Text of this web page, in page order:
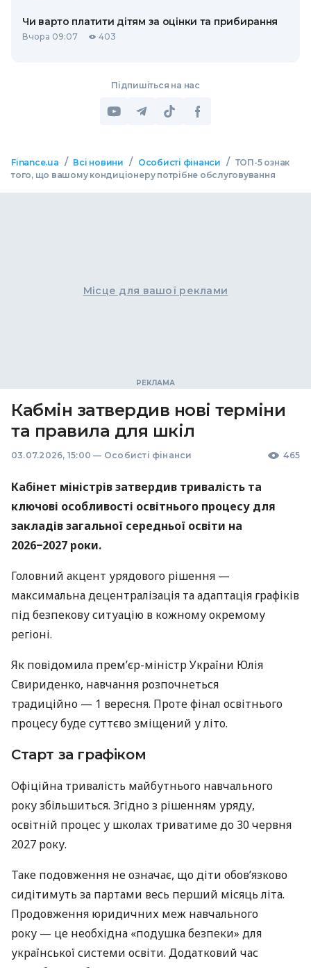
Чи варто платити дітям за оцінки та прибирання
Вчора 09:07 403
Підпишіться на нас
Finance.ua / Всі новини / Особисті фінанси / ТОП-5 ознак
того, що вашому кондиціонеру потрібне обслуговування
Місце для вашої реклами
Кабмін затвердив нові терміни
та правила для шкіл
03.07.2026, 15:00 — Особисті фінанси 465
Кабінет міністрів затвердив тривалість та
ключові особливості освітнього процесу для
закладів загальної середньої освіти на
2026−2027 роки.
Головний акцент урядового рішення —
максимальна децентралізація та адаптація графіків
під безпекову ситуацію в кожному окремому
регіоні.
Як повідомила премʼєр-міністр України Юлія
Свириденко, навчання розпочнеться
традиційно — 1 вересня. Проте фінал освітнього
процесу буде суттєво зміщений у літо.
Старт за графіком
Офіційна тривалість майбутнього навчального
року збільшиться. Згідно з рішенням уряду,
освітній процес у школах триватиме до 30 червня
2027 року.
Таке подовження не означає, що діти обов’язково
сидітимуть за партами весь перший місяць літа.
Продовження юридичних меж навчального
року — це необхідна «подушка безпеки» для
української системи освіти. Додатковий час